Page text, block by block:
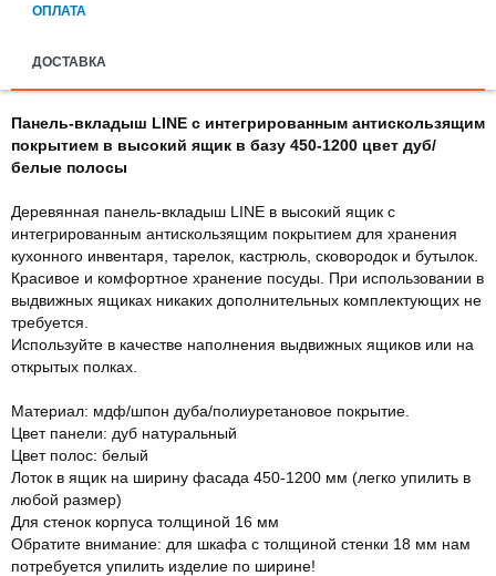
ОПЛАТА
ДОСТАВКА
Панель-вкладыш LINE с интегрированным антискользящим
покрытием в высокий ящик в базу 450-1200 цвет дуб/
белые полосы
Деревянная панель-вкладыш LINE в высокий ящик с
интегрированным антискользящим покрытием для хранения
кухонного инвентаря, тарелок, кастрюль, сковородок и бутылок.
Красивое и комфортное хранение посуды. При использовании в
выдвижных ящиках никаких дополнительных комплектующих не
требуется.
Используйте в качестве наполнения выдвижных ящиков или на
открытых полках.
Материал: мдф/шпон дуба/полиуретановое покрытие.
Цвет панели: дуб натуральный
Цвет полос: белый
Лоток в ящик на ширину фасада 450-1200 мм (легко упилить в
любой размер)
Для стенок корпуса толщиной 16 мм
Обратите внимание: для шкафа с толщиной стенки 18 мм нам
потребуется упилить изделие по ширине!